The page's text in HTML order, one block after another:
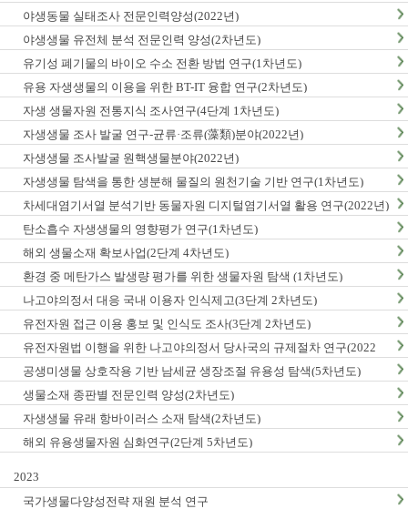
야생동물 실태조사 전문인력양성(2022년)
야생생물 유전체 분석 전문인력 양성(2차년도)
유기성 폐기물의 바이오 수소 전환 방법 연구(1차년도)
유용 자생생물의 이용을 위한 BT-IT 융합 연구(2차년도)
자생 생물자원 전통지식 조사연구(4단계 1차년도)
자생생물 조사 발굴 연구-균류·조류(藻類)분야(2022년)
자생생물 조사발굴 원핵생물분야(2022년)
자생생물 탐색을 통한 생분해 물질의 원천기술 기반 연구(1차년도)
차세대염기서열 분석기반 동물자원 디지털염기서열 활용 연구(2022년)
탄소흡수 자생생물의 영향평가 연구(1차년도)
해외 생물소재 확보사업(2단계 4차년도)
환경 중 메탄가스 발생량 평가를 위한 생물자원 탐색 (1차년도)
나고야의정서 대응 국내 이용자 인식제고(3단계 2차년도)
유전자원 접근 이용 홍보 및 인식도 조사(3단계 2차년도)
유전자원법 이행을 위한 나고야의정서 당사국의 규제절차 연구(2022
년)
공생미생물 상호작용 기반 남세균 생장조절 유용성 탐색(5차년도)
생물소재 종판별 전문인력 양성(2차년도)
자생생물 유래 항바이러스 소재 탐색(2차년도)
해외 유용생물자원 심화연구(2단계 5차년도)
2023
국가생물다양성전략 재원 분석 연구